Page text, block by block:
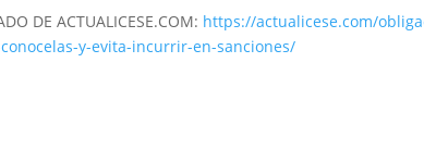
DE ACTUALICESE.COM: https://actualicese.com/
y-evita-incurrir-en-sanciones/